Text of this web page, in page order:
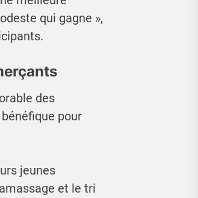
qui gagne »,
des
pour
jeunes
et le tri